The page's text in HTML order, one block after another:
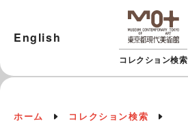
コレクション検索
English
ホーム コレクション検索